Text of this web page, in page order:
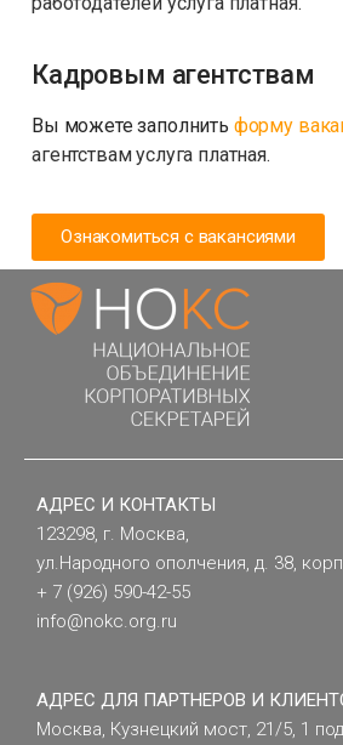
Кадровым агентствам
Вы можете заполнить форму
агентствам услуга платная.
Ознакомиться с вакансиями
АДРЕС И КОНТАКТЫ
123298, г. Москва,
ул.Народного ополчения, д. 38,
+ 7 (926) 590-42-55
info@nokc.org.ru
АДРЕС ДЛЯ ПАРТНЕРОВ И
Москва, Кузнецкий мост, 21/5, 1